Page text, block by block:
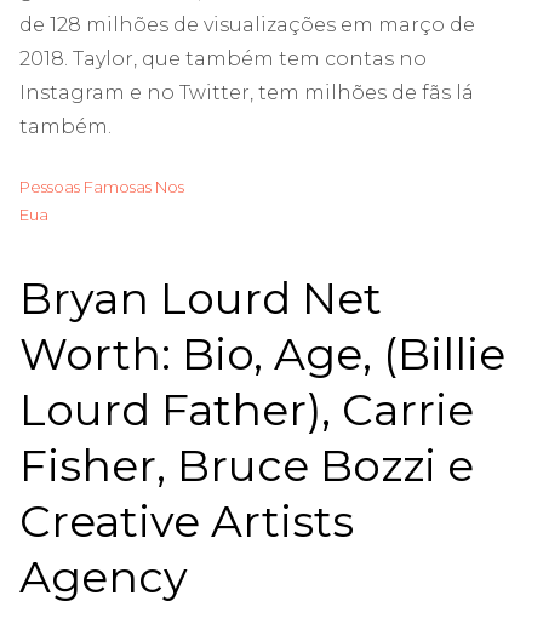
de 128 milhões de visualizações em março de
2018. Taylor, que também tem contas no
Instagram e no Twitter, tem milhões de fãs lá
também.
Pessoas Famosas Nos
Eua
Bryan Lourd Net
Worth: Bio, Age, (Billie
Lourd Father), Carrie
Fisher, Bruce Bozzi e
Creative Artists
Agency